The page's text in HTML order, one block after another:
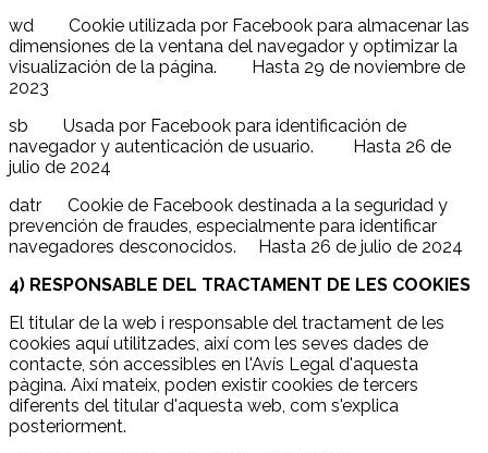
wd Cookie utilizada por Facebook para almacenar las
dimensiones de la ventana del navegador y optimizar la
visualización de la página. Hasta 29 de noviembre de
2023
sb Usada por Facebook para identificación de
navegador y autenticación de usuario. Hasta 26 de
julio de 2024
datr Cookie de Facebook destinada a la seguridad y
prevención de fraudes, especialmente para identificar
navegadores desconocidos. Hasta 26 de julio de 2024
4) RESPONSABLE DEL TRACTAMENT DE LES COOKIES
El titular de la web i responsable del tractament de les
cookies aquí utilitzades, així com les seves dades de
contacte, són accessibles en l'Avís Legal d'aquesta
pàgina. Així mateix, poden existir cookies de tercers
diferents del titular d'aquesta web, com s'explica
posteriorment.